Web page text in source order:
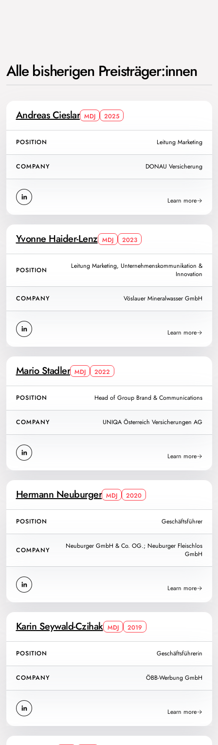
Alle bisherigen Preisträger:innen
Andreas Cieslar MDJ 2025
POSITION Leitung Marketing
COMPANY DONAU Versicherung
Learn more
Yvonne Haider-Lenz MDJ 2023
POSITION
Leitung Marketing, Unternehmenskommunikation &
Innovation
COMPANY Vöslauer Mineralwasser GmbH
Learn more
Mario Stadler MDJ 2022
POSITION Head of Group Brand & Communications
COMPANY UNIQA Österreich Versicherungen AG
Learn more
Hermann Neuburger MDJ 2020
POSITION Geschäftsführer
COMPANY
Neuburger GmbH & Co. OG.; Neuburger Fleischlos
GmbH
Learn more
Karin Seywald-Czihak MDJ 2019
POSITION Geschäftsführerin
COMPANY ÖBB-Werbung GmbH
Learn more